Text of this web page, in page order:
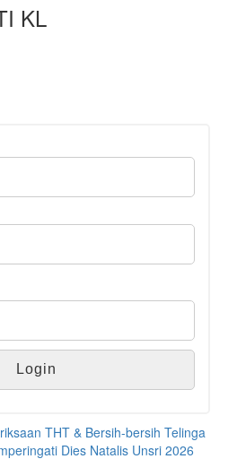
KL
THT & Bersih-bersih Telinga
Dies Natalis Unsri 2026